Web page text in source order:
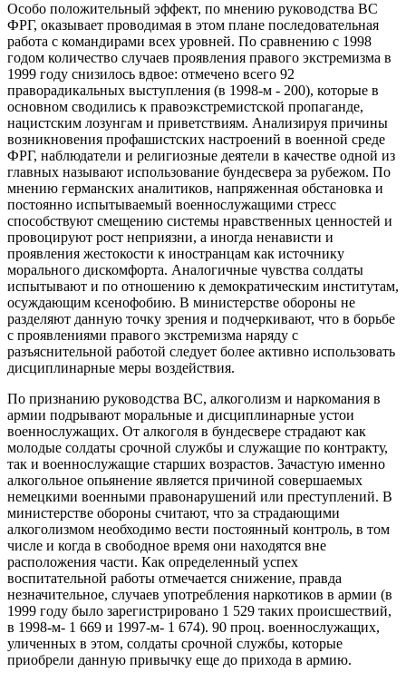
Особо положительный эффект, по мнению руководства ВС
ФРГ, оказывает проводимая в этом плане последовательная
работа с командирами всех уровней. По сравнению с 1998
годом количество случаев проявления правого экстремизма в
1999 году снизилось вдвое: отмечено всего 92
праворадикальных выступления (в 1998-м - 200), которые в
основном сводились к правоэкстремистской пропаганде,
нацистским лозунгам и приветствиям. Анализируя причины
возникновения профашистских настроений в военной среде
ФРГ, наблюдатели и религиозные деятели в качестве одной из
главных называют использование бундесвера за рубежом. По
мнению германских аналитиков, напряженная обстановка и
постоянно испытываемый военнослужащими стресс
способствуют смещению системы нравственных ценностей и
провоцируют рост неприязни, а иногда ненависти и
проявления жестокости к иностранцам как источнику
морального дискомфорта. Аналогичные чувства солдаты
испытывают и по отношению к демократическим институтам,
осуждающим ксенофобию. В министерстве обороны не
разделяют данную точку зрения и подчеркивают, что в борьбе
с проявлениями правого экстремизма наряду с
разъяснительной работой следует более активно использовать
дисциплинарные меры воздействия.
По признанию руководства ВС, алкоголизм и наркомания в
армии подрывают моральные и дисциплинарные устои
военнослужащих. От алкоголя в бундесвере страдают как
молодые солдаты срочной службы и служащие по контракту,
так и военнослужащие старших возрастов. Зачастую именно
алкогольное опьянение является причиной совершаемых
немецкими военными правонарушений или преступлений. В
министерстве обороны считают, что за страдающими
алкоголизмом необходимо вести постоянный контроль, в том
числе и когда в свободное время они находятся вне
расположения части. Как определенный успех
воспитательной работы отмечается снижение, правда
незначительное, случаев употребления наркотиков в армии (в
1999 году было зарегистрировано 1 529 таких происшествий,
в 1998-м- 1 669 и 1997-м- 1 674). 90 проц. военнослужащих,
уличенных в этом, солдаты срочной службы, которые
приобрели данную привычку еще до прихода в армию.